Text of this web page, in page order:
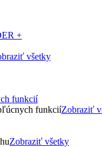
všetky
funkcií
funkciíZobraziť
Zobraziť všetky